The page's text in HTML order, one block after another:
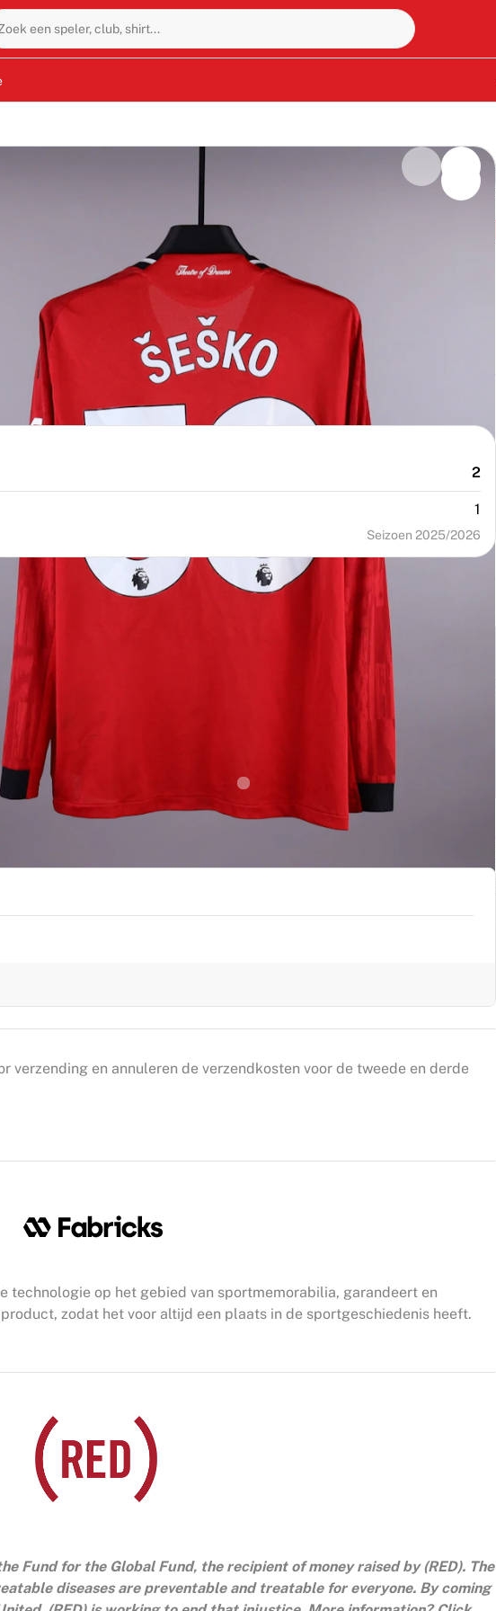
een speler, club, shirt...
door Benjamin Šeško tijdens de Premier League-wedstrijd tegen
de Sloveense aanvaller zijn waarde als doelpuntenmaker in de 2–1
Šeško en volledig geverifieerd door Fabricks. Een uniek
talenten uit het seizoen 2025/2026.
2
1
Seizoen 2025/2026
Slovenia
verzending en annuleren de verzendkosten voor de tweede en derde
technologie op het gebied van sportmemorabilia, garandeert en
zodat het voor altijd een plaats in de sportgeschiedenis heeft.
Fund for the Global Fund, the recipient of money raised by (RED). The
diseases are preventable and treatable for everyone. By coming